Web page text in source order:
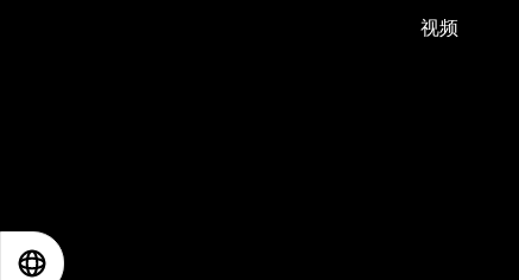
视频